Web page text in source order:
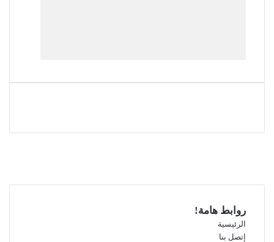
روابط هامة!
الرئيسية
إتصل بنا